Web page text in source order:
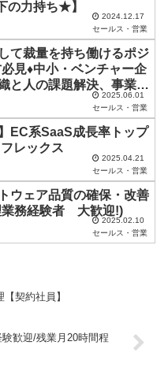
の力持ち★】
2024.12.17
セールス・営業
て裁量を持ち働けるポジ
見♦中小・ベンチャー企
と人の課題解決、事業成
2025.06.01
セールス・営業
EC系SaaS成長率トップ
レックス
2025.04.21
セールス・営業
ウェア品質の確保・改善
業務経験者 大歓迎!)
2025.02.10
セールス・営業
契約社員】
歓迎/残業月20時間程